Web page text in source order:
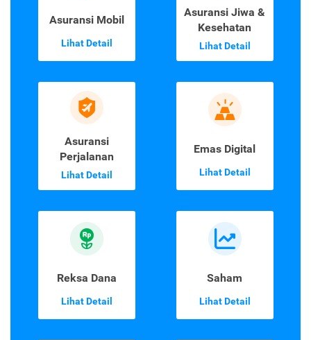
Asuransi Mobil
Lihat Detail
Asuransi Jiwa &
Kesehatan
Lihat Detail
Asuransi
Perjalanan
Lihat Detail
Emas Digital
Lihat Detail
Reksa Dana
Lihat Detail
Saham
Lihat Detail